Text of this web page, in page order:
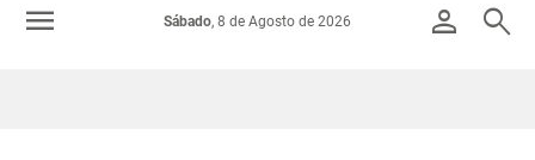
Colombia
person search
Sábado, 8 de Agosto de 2026
menu